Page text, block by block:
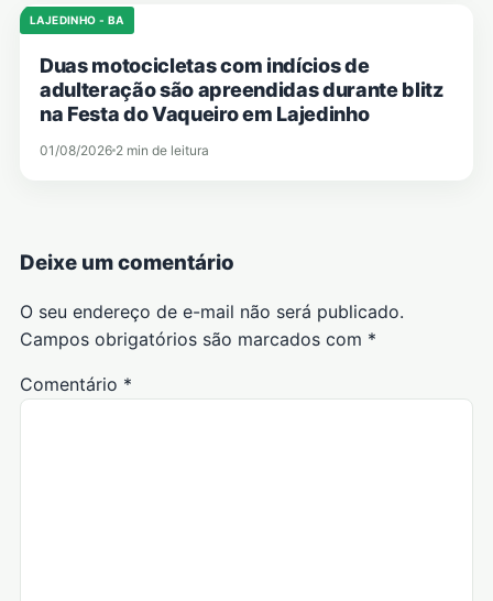
LAJEDINHO - BA
Duas motocicletas com indícios de
adulteração são apreendidas durante blitz
na Festa do Vaqueiro em Lajedinho
01/08/2026 2 min de leitura
Deixe um comentário
O seu endereço de e-mail não será publicado.
Campos obrigatórios são marcados com *
Comentário *